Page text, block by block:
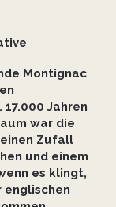
Montignac
Jahren
war die
Zufall
und einem
es klingt,
englischen